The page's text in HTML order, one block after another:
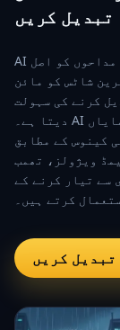
کریں
AI مائن کرافٹ اسکن جنریٹر آرٹسٹس اور مداحوں کو اصل
شاٹس کو مائن
کرنے کی سہولت
دیتا ہے۔ AI ملبوسات کی تفصیلات، رنگوں کے پیلیٹ، اور نمایاں
کینوس کے مطابق
ویژولز، تھمب
سے تیار کرنے کے
کرتے ہیں۔
تبدیل کریں